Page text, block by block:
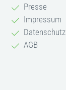
Presse
Impressum
Datenschutz
AGB